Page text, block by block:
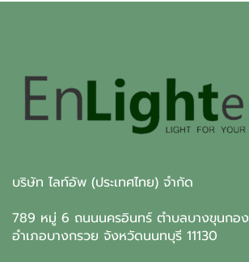
บริษัท ไลท์อัพ (ประเทศไทย) จำกัด
789 หมู่ 6 ถนนนครอินทร์ ตำบลบางขุนกอง
อำเภอบางกรวย จังหวัดนนทบุรี 11130